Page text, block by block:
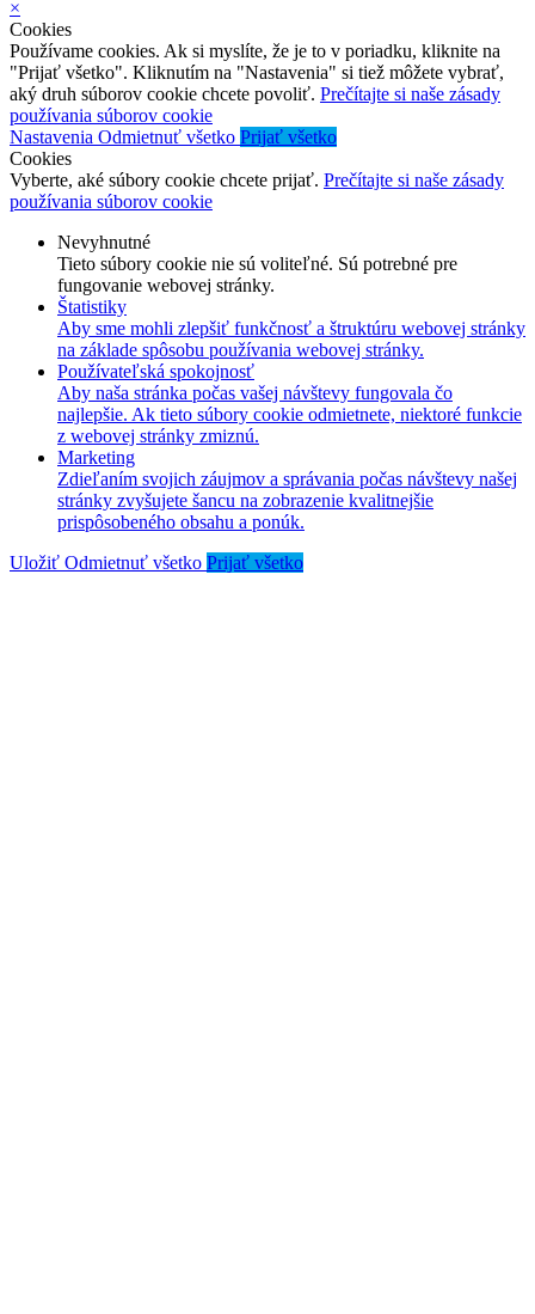
×
Cookies
Používame cookies. Ak si myslíte, že je to v poriadku, kliknite na
"Prijať všetko". Kliknutím na "Nastavenia" si tiež môžete vybrať,
aký druh súborov cookie chcete povoliť. Prečítajte si naše zásady
používania súborov cookie
Nastavenia Odmietnuť všetko Prijať všetko
Cookies
Vyberte, aké súbory cookie chcete prijať. Prečítajte si naše zásady
používania súborov cookie
Nevyhnutné
Tieto súbory cookie nie sú voliteľné. Sú potrebné pre
fungovanie webovej stránky.
Štatistiky
Aby sme mohli zlepšiť funkčnosť a štruktúru webovej stránky
na základe spôsobu používania webovej stránky.
Používateľská spokojnosť
Aby naša stránka počas vašej návštevy fungovala čo
najlepšie. Ak tieto súbory cookie odmietnete, niektoré funkcie
z webovej stránky zmiznú.
Marketing
Zdieľaním svojich záujmov a správania počas návštevy našej
stránky zvyšujete šancu na zobrazenie kvalitnejšie
prispôsobeného obsahu a ponúk.
Uložiť Odmietnuť všetko Prijať všetko